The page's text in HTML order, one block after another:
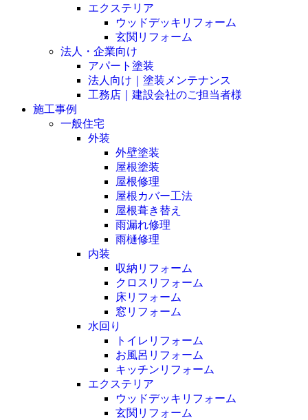
エクステリア
ウッドデッキリフォーム
玄関リフォーム
法人・企業向け
アパート塗装
法人向け｜塗装メンテナンス
工務店｜建設会社のご担当者様
施工事例
一般住宅
外装
外壁塗装
屋根塗装
屋根修理
屋根カバー工法
屋根葺き替え
雨漏れ修理
雨樋修理
内装
収納リフォーム
クロスリフォーム
床リフォーム
窓リフォーム
水回り
トイレリフォーム
お風呂リフォーム
キッチンリフォーム
エクステリア
ウッドデッキリフォーム
玄関リフォーム